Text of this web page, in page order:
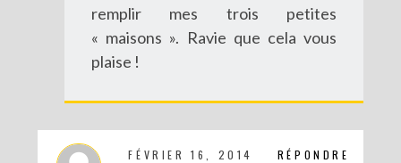
remplir mes trois petites
« maisons ». Ravie que cela vous
plaise !
RÉPONDRE
FÉVRIER 16, 2014